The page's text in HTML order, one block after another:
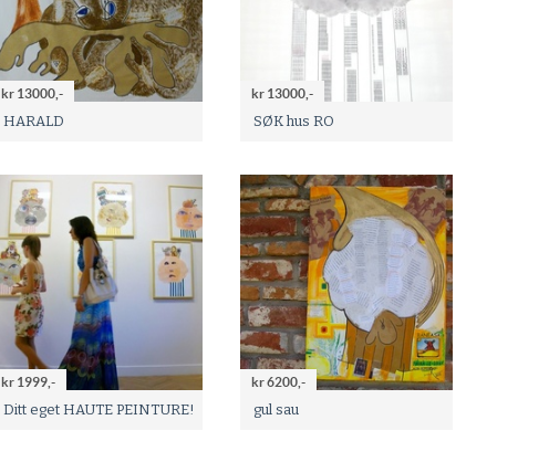
kr 13000,-
HARALD
kr 13000,-
SØK hus RO
kr 1999,-
Ditt eget HAUTE PEINTURE!
kr 6200,-
gul sau